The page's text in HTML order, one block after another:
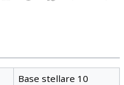
Base stellare 10